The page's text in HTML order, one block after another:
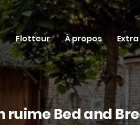
Flotteur À propos Extra
ruime Bed and